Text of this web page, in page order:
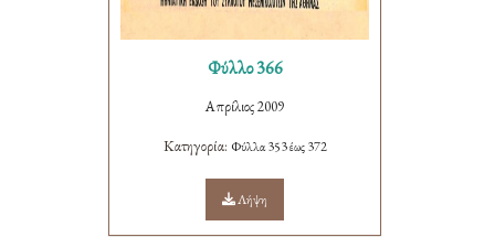
Φύλλο 366
Απρίλιος 2009
Κατηγορία: Φύλλα 353 έως 372
Λήψη